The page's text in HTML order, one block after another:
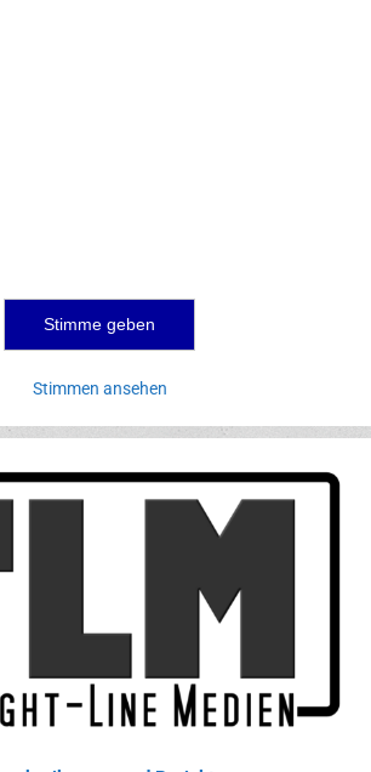
Stimmen ansehen